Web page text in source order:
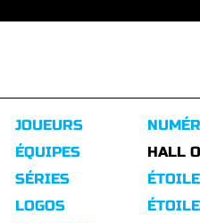
JOUEURS
ÉQUIPES
SÉRIES
LOGOS
HALL